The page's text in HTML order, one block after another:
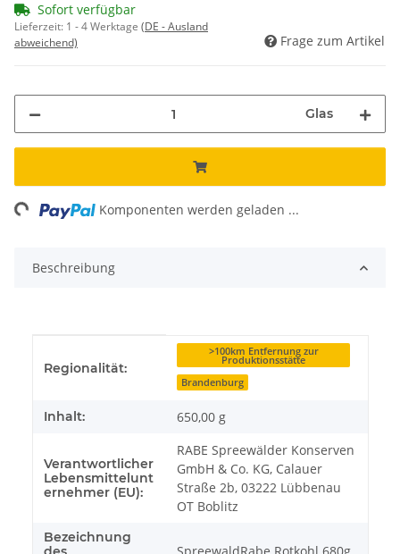
Sofort verfügbar
Lieferzeit: 1 - 4 Werktage (DE - Ausland
abweichend)
Frage zum Artikel
Glas
Komponenten werden geladen ...
Beschreibung
Regionalität:
>100km Entfernung zur
Produktionsstätte
Brandenburg
Inhalt: 650,00 g
Verantwortlicher
Lebensmittelunt
ernehmer (EU):
RABE Spreewälder Konserven
GmbH & Co. KG, Calauer
Straße 2b, 03222 Lübbenau
OT Boblitz
Bezeichnung